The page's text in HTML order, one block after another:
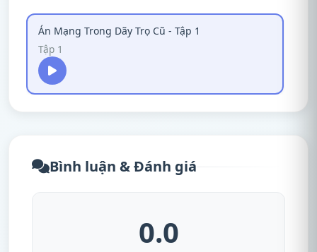
Án Mạng Trong Dãy Trọ Cũ - Tập 1
Tập 1
Bình luận & Đánh giá
0.0